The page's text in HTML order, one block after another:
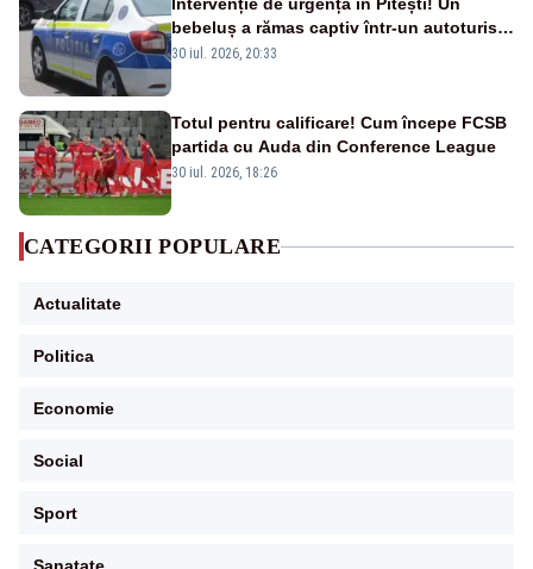
bebeluș a rămas captiv într-un autoturism
din cauza unei defecțiuni
30 iul. 2026, 20:33
Totul pentru calificare! Cum începe FCSB
partida cu Auda din Conference League
30 iul. 2026, 18:26
CATEGORII POPULARE
Actualitate
Politica
Economie
Social
Sport